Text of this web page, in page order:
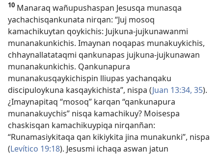
10 Manaraq wañupushaspan Jesusqa munasqa
yachachisqankunata nirqan: “Juj mosoq
kamachikuytan qoykichis: Jujkuna-jujkunawanmi
munanakunkichis. Imaynan noqapas munakuykichis,
chhaynallatataqmi qankunapas jujkuna-jujkunawan
munanakunkichis. Qankunapura
munanakusqaykichispin lliupas yachanqaku
discipuloykuna kasqaykichista”, nispa (Juan 13:34, 35).
¿Imaynapitaq “mosoq” karqan “qankunapura
munanakuychis” nisqa kamachikuy? Moisespa
chaskisqan kamachikuypiqa nirqanñan:
“Runamasiykitaqa qan kikiykita jina munakunki”, nispa
(Levítico 19:18). Jesusmi ichaqa aswan jatun